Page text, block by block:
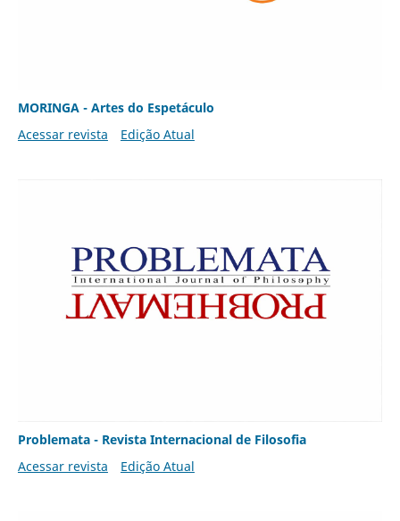
MORINGA - Artes do Espetáculo
Acessar revista
Edição Atual
Problemata - Revista Internacional de Filosofia
Acessar revista
Edição Atual